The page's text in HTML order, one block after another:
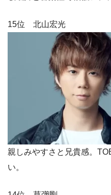
15位 北山宏光
親しみやすさと兄貴感。
い。